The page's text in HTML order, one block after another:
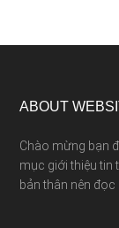
ABOUT
Chào mừng bạn
mục giới thiệu tin
bản thân nên đọc